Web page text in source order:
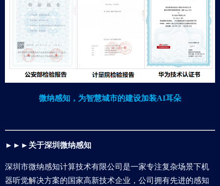
微纳感知，为智慧城市的建设加装AI耳朵
►►► 关于深圳微纳感知
深圳市微纳感知计算技术有限公司是一家专注复杂场景下机
器听觉解决方案的国家高新技术企业，公司拥有先进的感知